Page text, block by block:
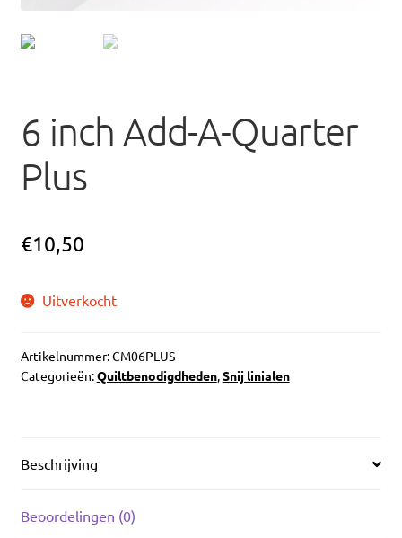
6 inch Add-A-Quarter
Plus
€10,50
Uitverkocht
Artikelnummer:CM06PLUS
Categorieën:Quiltbenodigdheden,Snij linialen
Beschrijving
Beoordelingen (0)